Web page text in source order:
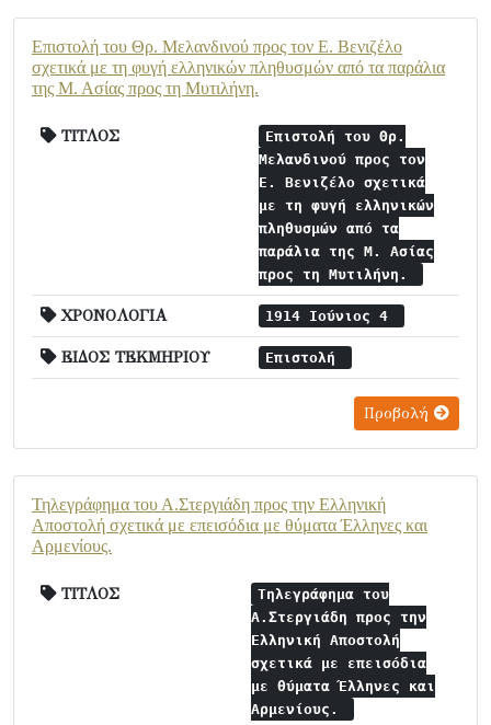
Επιστολή του Θρ. Μελανδινού προς τον Ε. Βενιζέλο
σχετικά με τη φυγή ελληνικών πληθυσμών από τα παράλια
της Μ. Ασίας προς τη Μυτιλήνη.
ΤΙΤΛΟΣ
Επιστολή του Θρ.
Μελανδινού προς τον
Ε. Βενιζέλο σχετικά
με τη φυγή ελληνικών
πληθυσμών από τα
παράλια της Μ. Ασίας
προς τη Μυτιλήνη.
ΧΡΟΝΟΛΟΓΙΑ 1914 Ιούνιος 4
ΕΙΔΟΣ ΤΕΚΜΗΡΙΟΥ Επιστολή
Προβολή
Τηλεγράφημα του Α.Στεργιάδη προς την Ελληνική
Αποστολή σχετικά με επεισόδια με θύματα Έλληνες και
Αρμενίους.
ΤΙΤΛΟΣ
Τηλεγράφημα του
Α.Στεργιάδη προς την
Ελληνική Αποστολή
σχετικά με επεισόδια
με θύματα Έλληνες και
Αρμενίους.